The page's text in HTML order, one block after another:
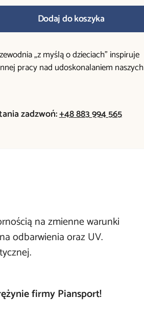
Dodaj do koszyka
„z myślą o dzieciach” inspiruje
pracy nad udoskonalaniem naszych
zadzwoń:+48 883 994 565
na zmienne warunki
odbarwienia oraz UV.
firmy Piansport!